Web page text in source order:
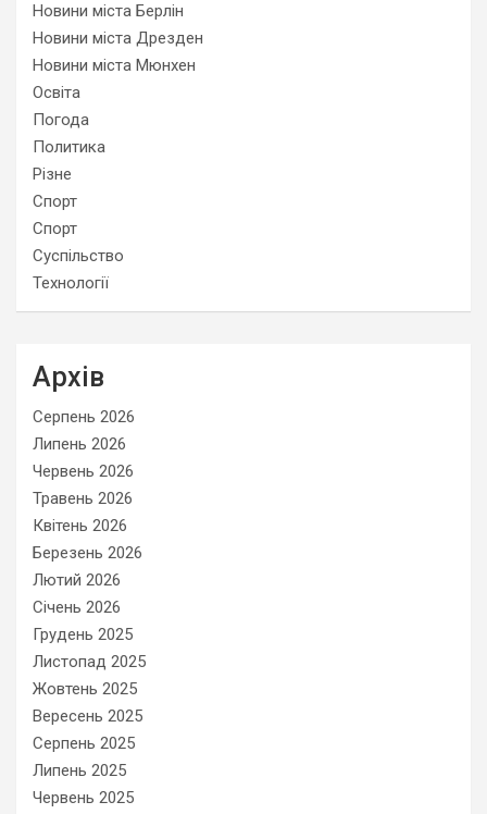
Новини міста Берлін
Новини міста Дрезден
Новини міста Мюнхен
Освіта
Погода
Политика
Різне
Спорт
Спорт
Суспільство
Технології
Архів
Серпень 2026
Липень 2026
Червень 2026
Травень 2026
Квітень 2026
Березень 2026
Лютий 2026
Січень 2026
Грудень 2025
Листопад 2025
Жовтень 2025
Вересень 2025
Серпень 2025
Липень 2025
Червень 2025